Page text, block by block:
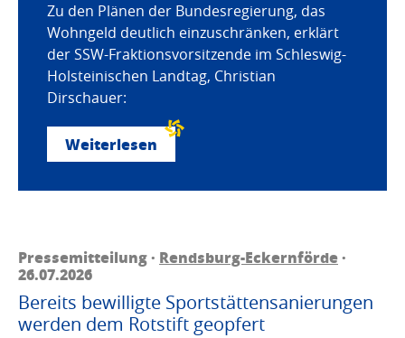
Zu den Plänen der Bundesregierung, das
Wohngeld deutlich einzuschränken, erklärt
der SSW-Fraktionsvorsitzende im Schleswig-
Holsteinischen Landtag, Christian
Dirschauer:
Weiterlesen
Pressemitteilung · Rendsburg-Eckernförde·
26.07.2026
Bereits bewilligte Sportstättensanierungen
werden dem Rotstift geopfert